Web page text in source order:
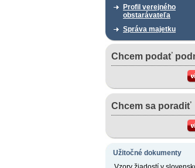
Profil verejného
obstarávateľa
Správa majetku
Chcem podať
Chcem sa poradiť
Užitočné dokumenty